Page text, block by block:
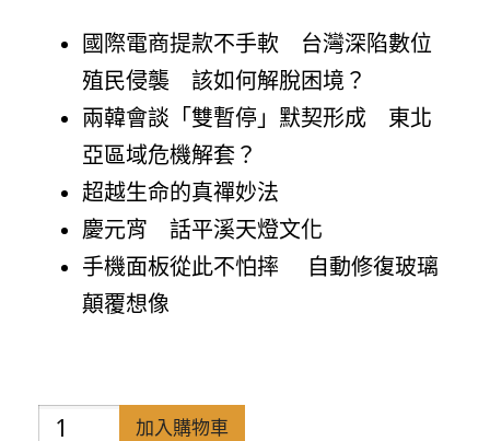
國際電商提款不手軟 台灣深陷數位
殖民侵襲 該如何解脫困境？
兩韓會談「雙暫停」默契形成 東北
亞區域危機解套？
超越生命的真禪妙法
慶元宵 話平溪天燈文化
手機面板從此不怕摔 自動修復玻璃
顛覆想像
禪
加入購物車